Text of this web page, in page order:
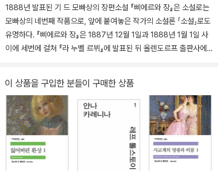
질병에 시달렸다. 몇 번의 자살 기도 이후 1892년 파리 교외의 정신
병원에 보내진 뒤 그곳에서 거의 혼수상태로 지내다가 1893년 7월
6일 생을 마감했다. 사진출처 - 창비 제공
레몽 크노의 《연푸른 꽃》 《지하철 소녀 쟈지》 등이 있다.
1888년 발표된 기 드 모빠상의 장편소설 『삐에르와 장』은 소설로는
모빠상의 네번째 작품으로, 앞에 붙여놓은 작가의 소설론 「소설」로도
유명하다. 『삐에르와 장』은 1887년 12월 1일과 1888년 1월 1일 사
이에 세번에 걸쳐 『라 누벨 르뷔』에 발표된 뒤 올렌도르프 출판사에
를 빌려 이 뒤에 실린 짤막한 소설을 위해 변론을 펼 의도는 조금도 없
다. (…) 나의 관심사는 소설 일반이다”라고 밝히고는 있으나, 이 짧은
소설론은 『삐에르와 장』을 이해하는 데 좋은 길잡이가 되어준다. 모
빠상의 소설 이론 「소설」 모빠상은 소설이론을 ‘순수분석 소설이론’과
‘객관성 소설이론’으로 나눈다. ‘순수분석 소설이론’이 등장인물들의
이런저런 행위를 유발한 심리적 원인을 파고들 수 있는 깊게 파고들
이 상품을 구입한 분들이 구매한 상품